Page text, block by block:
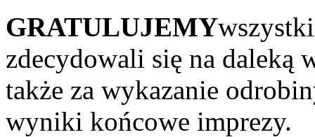
GRATULUJEMY
zdecydowali się na daleką
także za wykazanie
wyniki końcowe imprezy.